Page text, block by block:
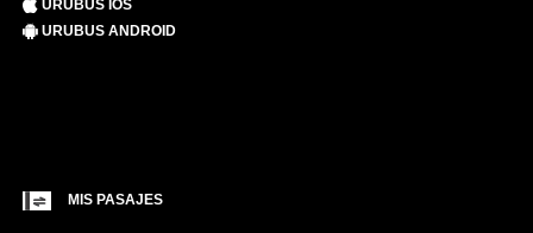
URUBUS IOS
URUBUS ANDROID
MIS PASAJES